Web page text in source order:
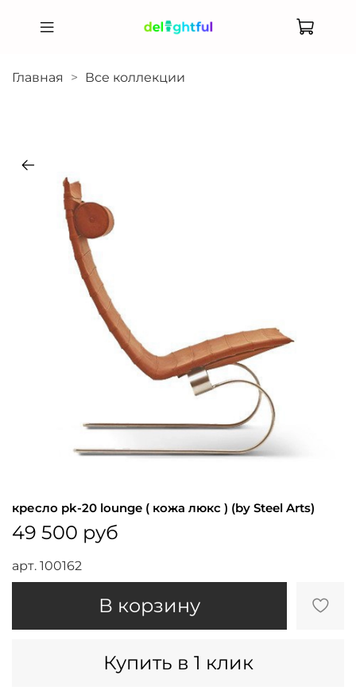
Главная Все коллекции
арт. 100162
кресло pk-20 lounge ( кожа люкс ) (by Steel Arts)
49 500 руб
В корзину
Купить в 1 клик